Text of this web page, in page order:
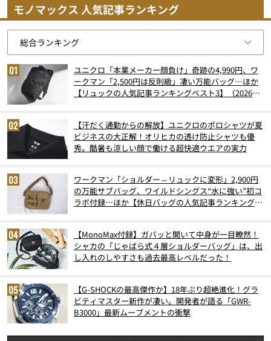
モノマックス 人気記事ランキング
ユニクロ「本業メーカー顔負け」奇跡の4,990円、ワ
ークマン「2,500円は反則級」凄い万能バッグ…ほか
【リュックの人気記事ランキングベスト3】（2026年
【汗だく通勤からの解放】ユニクロのポロシャツが夏
ビジネスの大正解！オリヒカの透け防止シャツも優
秀。酷暑も涼しい顔で働ける超快適ウエアの実力
ワークマン「ショルダー⇔リュックに変形」2,900円
の万能サブバッグ、ワイルドシングス“水に強い”初コ
ラボ付録…ほか【休日バッグの人気記事ランキングベ
【MonoMax付録】ガバッと開いて中身が一目瞭然！
シャカの「じゃばら式４層ショルダーバッグ」は、出
し入れのしやすさも過去最高レベルだった！
【G-SHOCKの最高傑作か】18年ぶり超絶進化！グラ
ビティマスター新作が凄い。開発者が語る「GWR-
B3000」最新ムーブメントの衝撃